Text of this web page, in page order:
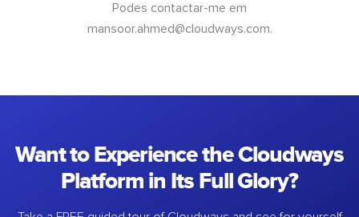
Podes contactar-me em
mansoor.ahmed@cloudways.com.
Want to Experience the Cloudways
Platform in Its Full Glory?